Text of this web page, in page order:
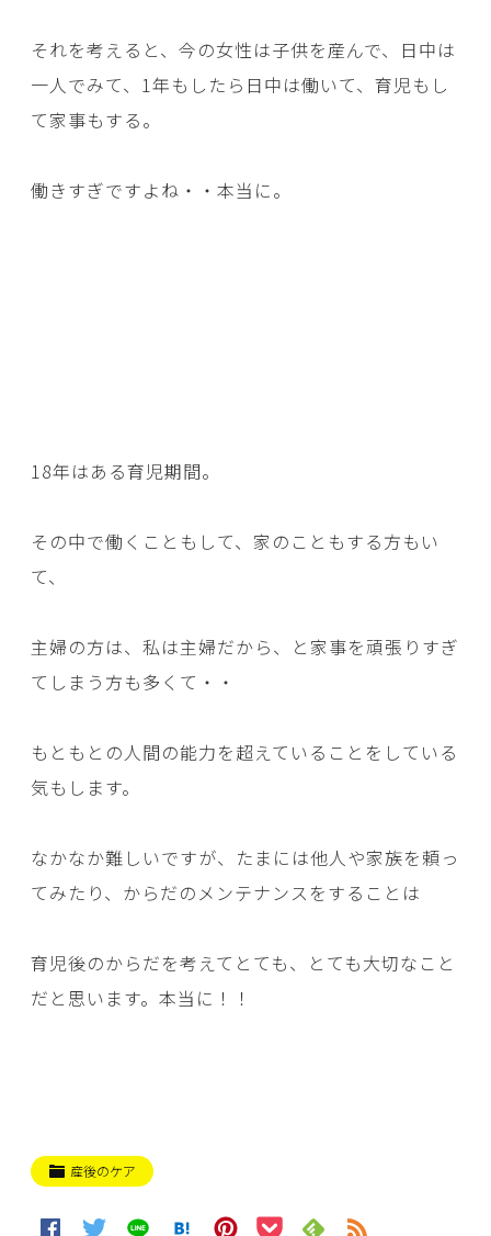
それを考えると、今の女性は子供を産んで、日中は
一人でみて、1年もしたら日中は働いて、育児もし
て家事もする。
働きすぎですよね・・本当に。
18年はある育児期間。
その中で働くこともして、家のこともする方もい
て、
主婦の方は、私は主婦だから、と家事を頑張りすぎ
てしまう方も多くて・・
もともとの人間の能力を超えていることをしている
気もします。
なかなか難しいですが、たまには他人や家族を頼っ
てみたり、からだのメンテナンスをすることは
育児後のからだを考えてとても、とても大切なこと
だと思います。本当に！！
産後のケア